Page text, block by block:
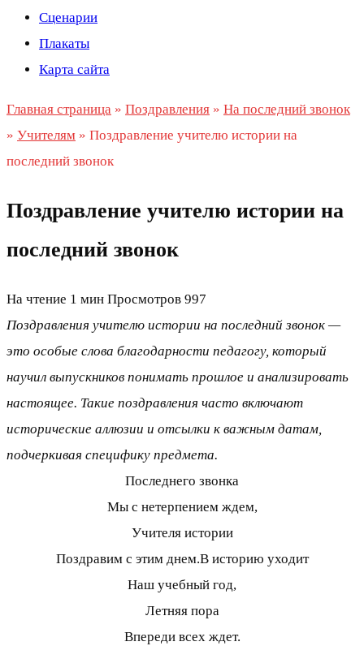
Сценарии
Плакаты
Карта сайта
Главная страница » Поздравления » На последний звонок
» Учителям » Поздравление учителю истории на
последний звонок
Поздравление учителю истории на
последний звонок
На чтение 1 мин Просмотров 997
Поздравления учителю истории на последний звонок —
это особые слова благодарности педагогу, который
научил выпускников понимать прошлое и анализировать
настоящее. Такие поздравления часто включают
исторические аллюзии и отсылки к важным датам,
подчеркивая специфику предмета.
Последнего звонка
Мы с нетерпением ждем,
Учителя истории
Поздравим с этим днем.В историю уходит
Наш учебный год,
Летняя пора
Впереди всех ждет.